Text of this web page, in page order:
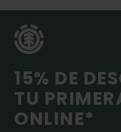
15% DE
TU
ONLINE*